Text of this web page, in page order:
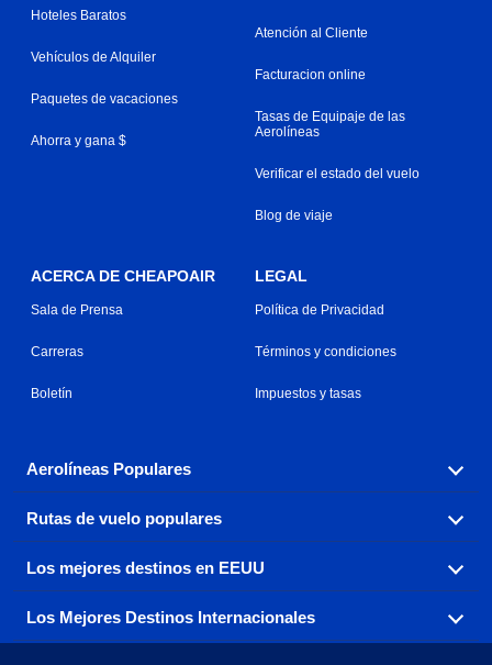
Hoteles Baratos
Vehículos de Alquiler
Paquetes de vacaciones
Ahorra y gana $
Atención al Cliente
Facturacion online
Tasas de Equipaje de las
Aerolíneas
Verificar el estado del vuelo
Blog de viaje
ACERCA DE CHEAPOAIR
Sala de Prensa
Carreras
Boletín
LEGAL
Política de Privacidad
Términos y condiciones
Impuestos y tasas
Aerolíneas Populares
Explora nuestras opciones de tarifas aéreas baratas por
aerolínea, con más de 500 opciones para elegir.
Aeromexico
Air France Alaska Airlines
Rutas de vuelo populares
Reserva una de nuestras rutas de vuelo más populares
con tres sencillos clics.
Los mejores destinos en EEUU
Encuentra boletos de avión baratos a destinos
populares de los EEUU de costa a costa.
Los Mejores Destinos Internacionales